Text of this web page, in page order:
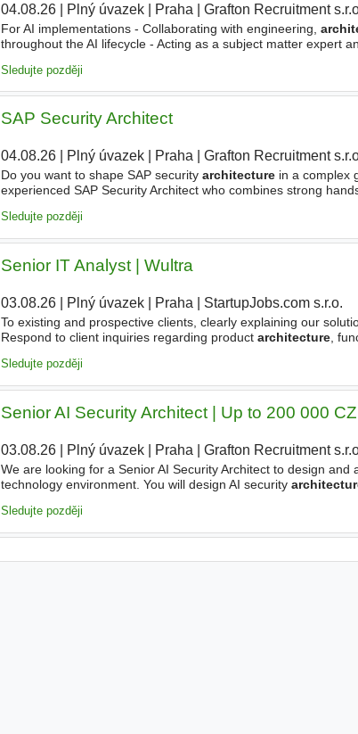
04.08.26| Plný úvazek| Praha Grafton Recruitment
For AI implementations - Collaborating with engineering,
throughout the AI lifecycle - Acting as a subject matter expert
Sledujte později
SAP Security Architect
04.08.26| Plný úvazek| Praha Grafton Recruitment
Do you want to shape SAP security architecturein a complex
experienced SAP Security Architect who combines strong
Sledujte později
Senior IT Analyst | Wultra
03.08.26| Plný úvazek| Praha StartupJobs.com s.r.o.
To existing and prospective clients, clearly explaining our
Respond to client inquiries regarding product architecture,
Sledujte později
Senior AI Security Architect | Up to 200 000
03.08.26| Plný úvazek| Praha Grafton Recruitment
We are looking for a Senior AI Security Architect to design and
technology environment. You will design AI security
Sledujte později